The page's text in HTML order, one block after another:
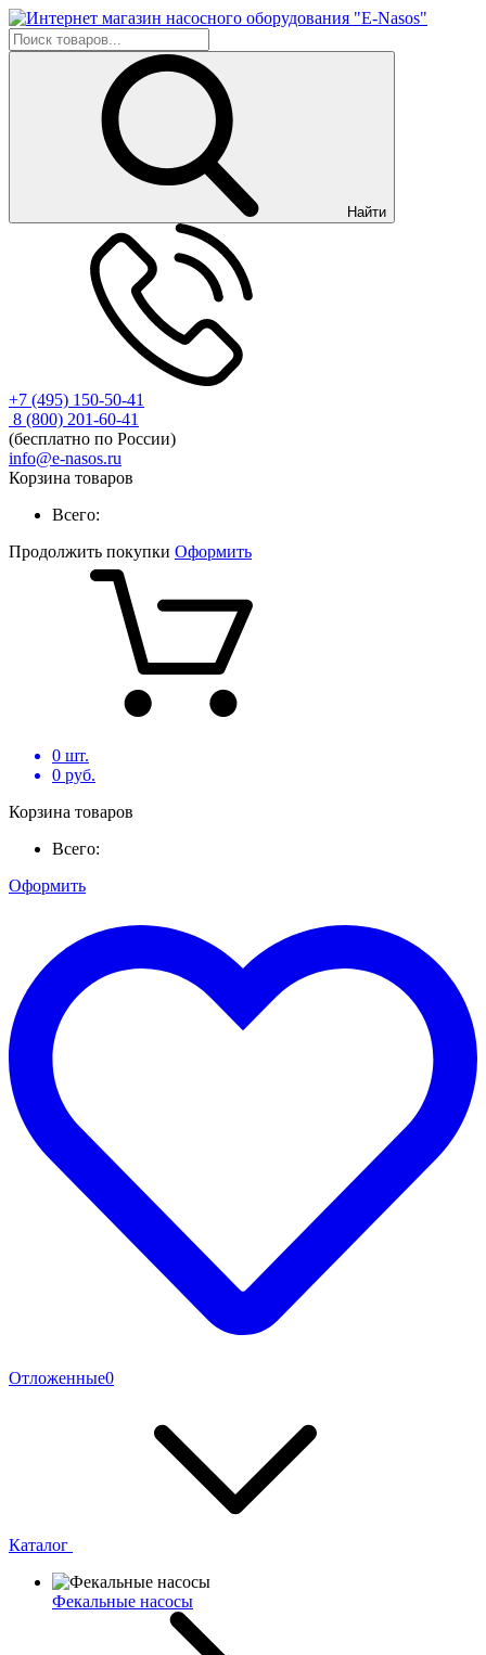
Найти
+7 (495) 150-50-41
8 (800) 201-60-41
(бесплатно по России)
info@e-nasos.ru
Корзина товаров
Всего:
Продолжить покупки Оформить
0 шт.
0 руб.
Корзина товаров
Всего:
Оформить
Отложенные0
Каталог
Фекальные насосы